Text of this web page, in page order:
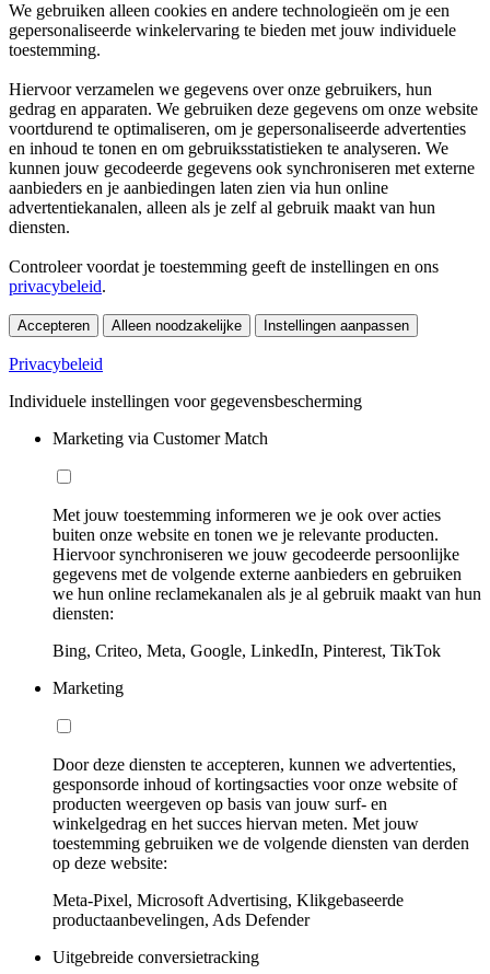
We gebruiken alleen cookies en andere technologieën om je een
gepersonaliseerde winkelervaring te bieden met jouw individuele
toestemming.
Hiervoor verzamelen we gegevens over onze gebruikers, hun
gedrag en apparaten. We gebruiken deze gegevens om onze website
voortdurend te optimaliseren, om je gepersonaliseerde advertenties
en inhoud te tonen en om gebruiksstatistieken te analyseren. We
kunnen jouw gecodeerde gegevens ook synchroniseren met externe
aanbieders en je aanbiedingen laten zien via hun online
advertentiekanalen, alleen als je zelf al gebruik maakt van hun
diensten.
Controleer voordat je toestemming geeft de instellingen en ons
privacybeleid.
Accepteren Alleen noodzakelijke Instellingen aanpassen
Privacybeleid
Individuele instellingen voor gegevensbescherming
Marketing via Customer Match
Met jouw toestemming informeren we je ook over acties
buiten onze website en tonen we je relevante producten.
Hiervoor synchroniseren we jouw gecodeerde persoonlijke
gegevens met de volgende externe aanbieders en gebruiken
we hun online reclamekanalen als je al gebruik maakt van hun
diensten:
Bing, Criteo, Meta, Google, LinkedIn, Pinterest, TikTok
Marketing
Door deze diensten te accepteren, kunnen we advertenties,
gesponsorde inhoud of kortingsacties voor onze website of
producten weergeven op basis van jouw surf- en
winkelgedrag en het succes hiervan meten. Met jouw
toestemming gebruiken we de volgende diensten van derden
op deze website:
Meta-Pixel, Microsoft Advertising, Klikgebaseerde
productaanbevelingen, Ads Defender
Uitgebreide conversietracking